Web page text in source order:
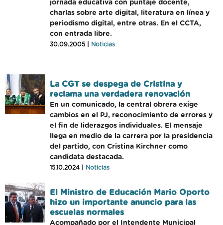
jornada educativa con puntaje docente,
charlas sobre arte digital, literatura en línea y
periodismo digital, entre otras. En el CCTA,
con entrada libre.
30.09.2005 | Noticias
La CGT se despega de Cristina y
reclama una verdadera renovación
En un comunicado, la central obrera exige
cambios en el PJ, reconocimiento de errores y
el fin de liderazgos individuales. El mensaje
llega en medio de la carrera por la presidencia
del partido, con Cristina Kirchner como
candidata destacada.
15.10.2024 | Noticias
El Ministro de Educación Mario Oporto
hizo un importante anuncio para las
escuelas normales
Acompañado por el Intendente Municipal